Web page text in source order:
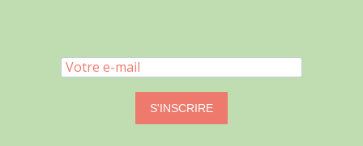
S'INSCRIRE